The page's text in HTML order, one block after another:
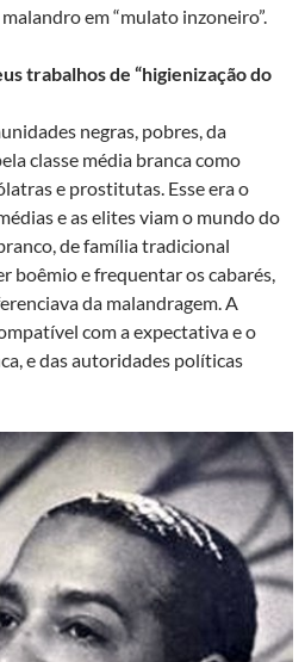
em “mulato inzoneiro”.
trabalhos de “higienização do
negras, pobres, da
classe média branca como
e prostitutas. Esse era o
e as elites viam o mundo do
de família tradicional
boêmio e frequentar os cabarés,
da malandragem. A
com a expectativa e o
e das autoridades políticas